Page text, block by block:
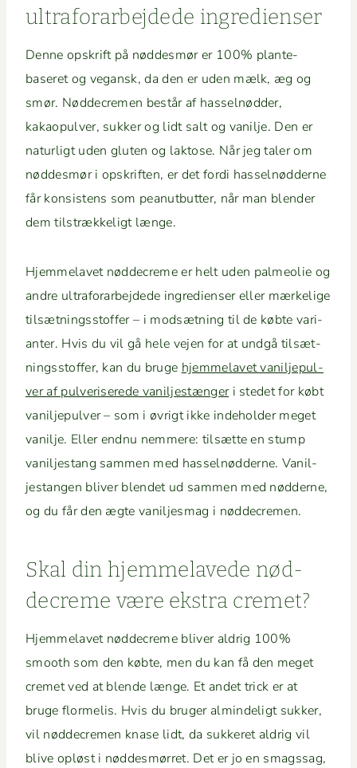
ultra­forar­be­jd­ede ingredienser
Denne opskrift på nød­desmør er 100% plante­
baseret og veg­an­sk, da den er uden mælk, æg og
smør. Nød­decre­men består af has­sel­nød­der,
kakaop­ul­ver, sukker og lidt salt og vanil­je. Den er
naturligt uden gluten og lak­tose. Når jeg taler om
nød­desmør i opskriften, er det for­di has­sel­nød­derne
får kon­sis­tens som peanut­but­ter, når man blender
dem tilstrække­ligt længe.
Hjem­melavet nød­decreme er helt uden palme­olie og
andre ultra­forar­be­jd­ede ingre­di­enser eller mærke­lige
tilsæt­ningsstof­fer – i mod­sæt­ning til de købte vari­
anter. Hvis du vil gå hele vejen for at undgå tilsæt­
ningsstof­fer, kan du brugehjem­melavet vanil­jepul­
ver af pul­veris­erede vanil­jestængeri stedet for købt
vanil­jepul­ver – som i øvrigt ikke inde­hold­er meget
vanil­je. Eller end­nu nem­mere: tilsætte en stump
vanil­jes­tang sam­men med has­sel­nød­derne. Vanil­
jes­tangen bliv­er blendet ud sam­men med nød­derne,
og du får den ægte vanil­jes­mag i nøddecremen.
Skal din hjem­melavede nød­
decreme være ekstra cremet?
Hjem­melavet nød­decreme bliv­er aldrig 100%
smooth som den købte, men du kan få den meget
cremet ved at blende længe. Et andet trick er at
bruge flormelis. Hvis du bruger almin­deligt sukker,
vil nød­decre­men knase lidt, da sukkeret aldrig vil
blive opløst i nød­desmør­ret. Det er jo en smagssag,